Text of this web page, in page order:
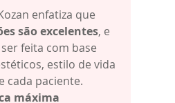
enfatiza que
são excelentes, e
feita com base
estilo de vida
cada paciente.
máxima